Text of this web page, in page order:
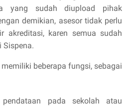
yang sudah diupload pihak
demikian, asesor tidak perlu
akreditasi, karen semua sudah
Sispena.
beberapa fungsi, sebagai
pada sekolah atau